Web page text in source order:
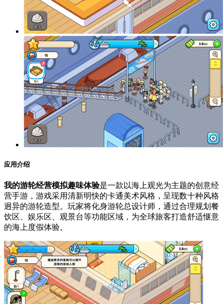
应用介绍
我的游轮经营模拟趣味体验是一款以海上观光为主题的创意经
营手游，游戏采用清新明快的卡通美术风格，呈现数十种风格
迥异的游轮造型。玩家将化身游轮总设计师，通过合理规划餐
饮区、娱乐区、观景台等功能区域，为全球旅客打造舒适惬意
的海上度假体验。